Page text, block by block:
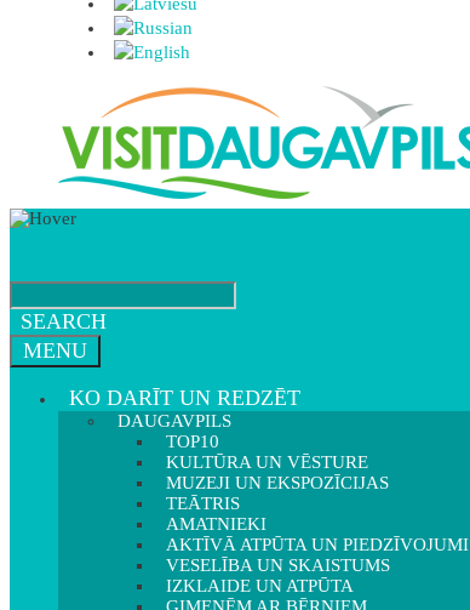
SEARCH
MENU
KO DARĪT UN REDZĒT
DAUGAVPILS
TOP10
KULTŪRA UN VĒSTURE
MUZEJI UN EKSPOZĪCIJAS
TEĀTRIS
AMATNIEKI
AKTĪVĀ ATPŪTA UN PIEDZĪVOJUMI
VESELĪBA UN SKAISTUMS
IZKLAIDE UN ATPŪTA